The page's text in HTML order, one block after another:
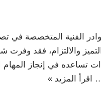
الفنية المتخصصة في
والالتزام، فقد وفرت
تساعده في إنجاز المهام
اقرأ المزيد »